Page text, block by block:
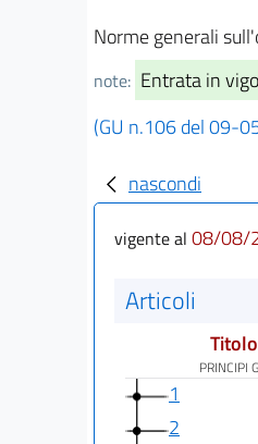
Norme generali
note: Entrata in
(GU n.106 del 09-
nascondi
vigente al 08/08/
Articoli
PRINCIPI
1
2